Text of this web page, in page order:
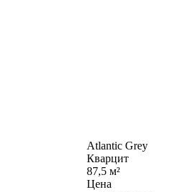
Atlantic Grey
Кварцит
87,5 м²
Цена